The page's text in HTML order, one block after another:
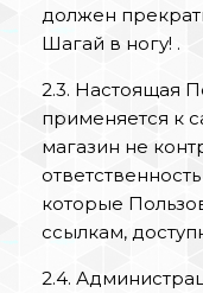
должен
Шагай в ногу! .
2.3. Настоящая
применяется к
магазин не
которые
ссылкам,
2.4.